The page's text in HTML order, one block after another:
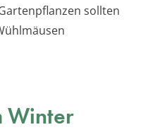
sollten
Winter